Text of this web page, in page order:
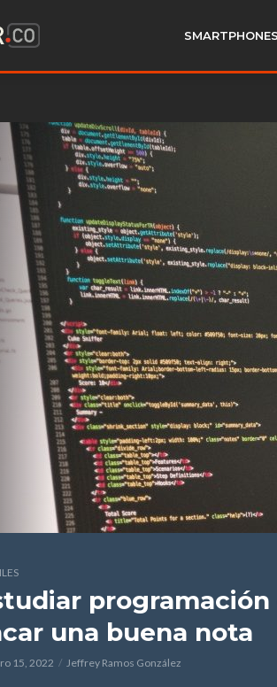
SMARTPHONES
programación
una buena nota
15, 2022 Jeffrey Ramos González